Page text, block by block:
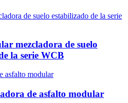
mezcladora de suelo
la serie WCB
de asfalto modular